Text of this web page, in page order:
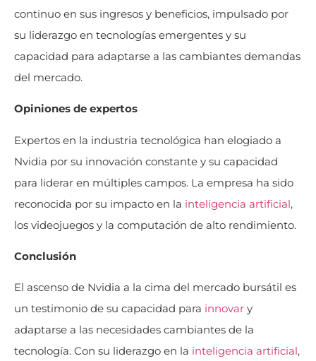
continuo en sus ingresos y beneficios, impulsado por
su liderazgo en tecnologías emergentes y su
capacidad para adaptarse a las cambiantes demandas
del mercado.
Opiniones de expertos
Expertos en la industria tecnológica han elogiado a
Nvidia por su innovación constante y su capacidad
para liderar en múltiples campos. La empresa ha sido
reconocida por su impacto en la inteligencia artificial,
los videojuegos y la computación de alto rendimiento.
Conclusión
El ascenso de Nvidia a la cima del mercado bursátil es
un testimonio de su capacidad para innovar y
adaptarse a las necesidades cambiantes de la
tecnología. Con su liderazgo en la inteligencia artificial,